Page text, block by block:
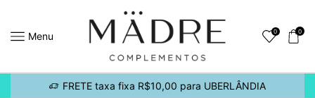
Menu 0 0
FRETE taxa fixa R$10,00 para UBERLÂNDIA